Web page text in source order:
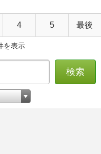
4 5 最後
を表示
検索